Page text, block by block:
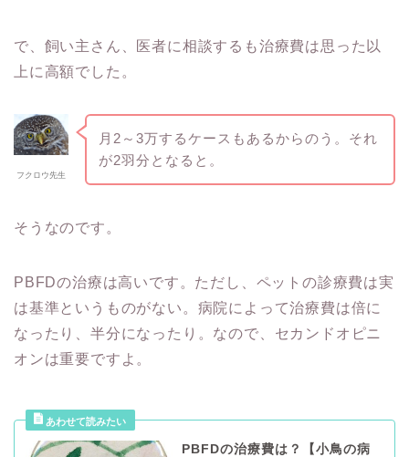
で、飼い主さん、医者に相談するも治療費は思った以
上に高額でした。
フクロウ先生
月2～3万するケースもあるからのう。それ
が2羽分となると。
そうなのです。
PBFDの治療は高いです。ただし、ペットの診療費は実
は基準というものがない。病院によって治療費は倍に
なったり、半分になったり。なので、セカンドオピニ
オンは重要ですよ。
PBFDの治療費は？【小鳥の病